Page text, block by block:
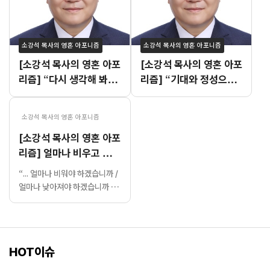
소강석 목사의 영혼 아포니즘
[소강석 목사의 영혼 아포
리즘] “다시 생각해 봐도
잘했던 것 같습니다.”
소강석 목사의 영혼 아포니즘
[소강석 목사의 영혼 아포
리즘] “기대와 정성으로
빚어진 여름수련회 설교”
소강석 목사의 영혼 아포니즘
[소강석 목사의 영혼 아포
리즘] 얼마나 비우고 낮아
져야 할까요?
“... 얼마나 비워야 하겠습니까 /
얼마나 낮아져야 하겠습니까 /
얼마나 가슴 저려야 하겠습니까
기만 한 밤 / 언제쯤 그 별빛을
왕으로 오셨던 아기 예수여 / 증
HOT이슈